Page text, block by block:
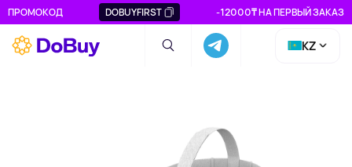
ПРОМОКОД DOBUYFIRST -12000₸ НА ПЕРВЫЙ ЗАКАЗ
KZ